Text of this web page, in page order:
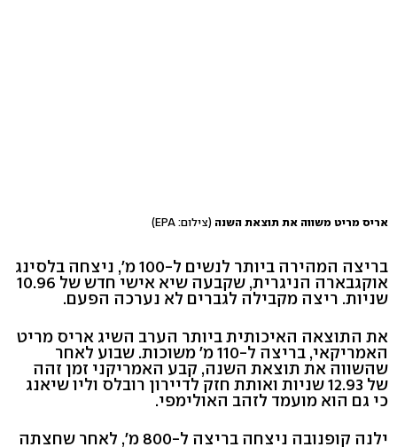
אריס מריט משווה את תוצאת השנה (צילום: EPA)
בריצה המהירה ביותר לנשים ל-100 מ', ניצחה בלסינג
אוקגבארה הניגרית, שקבעה שיא אישי חדש של 10.96
שניות. ריצה מקבילה לגברים לא נערכה הפעם.
את התוצאה האיכותית ביותר הערב השיג אריס מריט
האמריקאי, בריצה ל-110 מ' משוכות. שבוע לאחר
שהשווה את תוצאת השנה, קבע האמריקני זמן זהה
של 12.93 שניות ואותת חזק לדיירון רובלס וליו שיאנג
כי גם הוא מועמד לזהב האולימפי.
ילנה קופנובה ניצחה בריצה ל-800 מ', לאחר שחצתה